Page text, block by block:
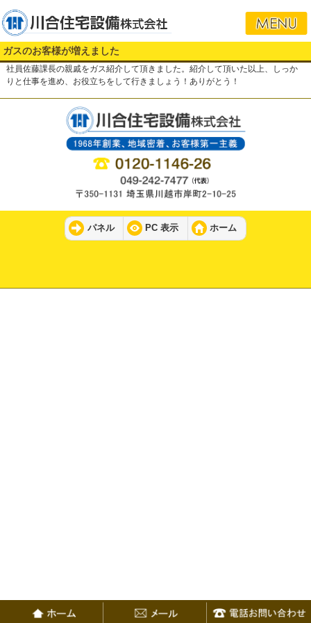
ガスのお客様が増えました
社員佐藤課長の親戚をガス紹介して頂きました。紹介して頂いた以上、しっか
りと仕事を進め、お役立ちをして行きましょう！ありがとう！
パネル PC 表示 ホーム